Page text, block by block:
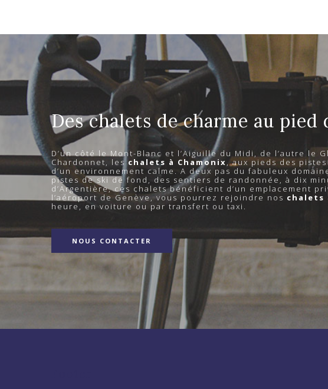
Des chalets de charme au pied
D’un côté le Mont-Blanc et l’Aiguille du Midi, de l’autre le
Chardonnet, les chalets à Chamonix , aux pieds des
d’un environnement calme. A deux pas du fabuleux
pistes de ski de fond, des sentiers de randonnée, à dix
d’Argentière, ces chalets bénéficient d’un emplacement
l’aéroport de Genève, vous pourrez rejoindre nos chalets
heure, en voiture ou par transfert ou taxi.
NOUS CONTACTER